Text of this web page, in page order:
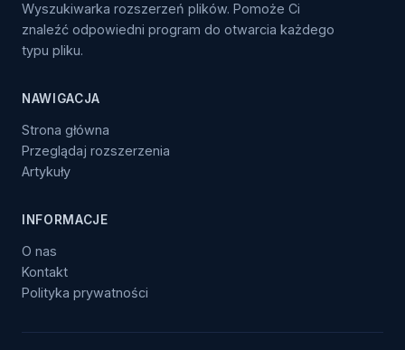
Wyszukiwarka rozszerzeń plików. Pomoże Ci
znaleźć odpowiedni program do otwarcia każdego
typu pliku.
NAWIGACJA
Strona główna
Przeglądaj rozszerzenia
Artykuły
INFORMACJE
O nas
Kontakt
Polityka prywatności